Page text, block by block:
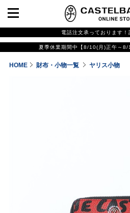
電話注文承っております！
夏季休業期間中【8/10(月)正午～8/
HOME 財布・小物一覧 ヤリス小物